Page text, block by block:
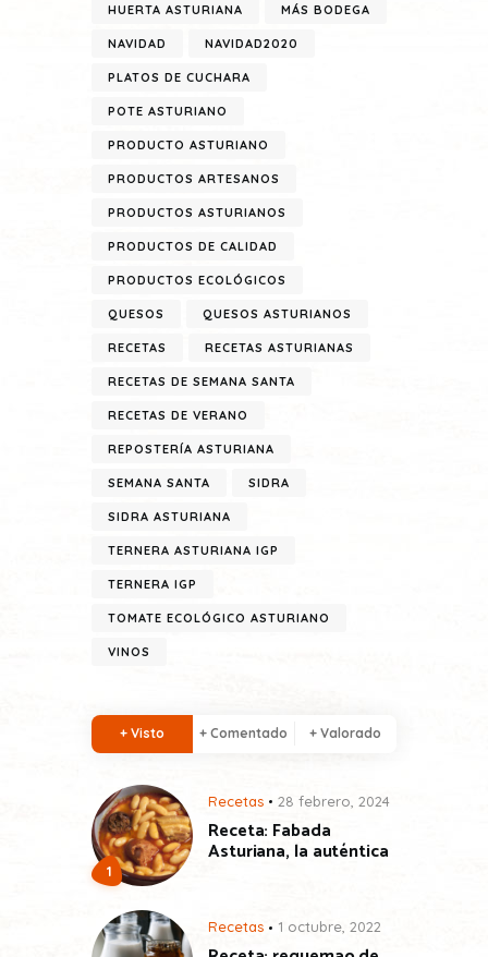
HUERTA ASTURIANA MÁS BODEGA
NAVIDAD NAVIDAD2020
PLATOS DE CUCHARA
POTE ASTURIANO
PRODUCTO ASTURIANO
PRODUCTOS ARTESANOS
PRODUCTOS ASTURIANOS
PRODUCTOS DE CALIDAD
PRODUCTOS ECOLÓGICOS
QUESOS QUESOS ASTURIANOS
RECETAS RECETAS ASTURIANAS
RECETAS DE SEMANA SANTA
RECETAS DE VERANO
REPOSTERÍA ASTURIANA
SEMANA SANTA SIDRA
SIDRA ASTURIANA
TERNERA ASTURIANA IGP
TERNERA IGP
TOMATE ECOLÓGICO ASTURIANO
VINOS
+ Visto + Comentado + Valorado
Recetas 28 febrero, 2024
Receta: Fabada
Asturiana, la auténtica
Recetas 1 octubre, 2022